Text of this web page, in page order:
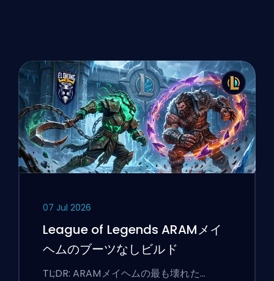
07 Jul 2026
League of Legends ARAMメイ
ヘムのブーツなしビルド
TL;DR: ARAMメイヘムの最も壊れた…